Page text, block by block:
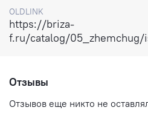
OLDLINK
https://briza-
f.ru/catalog/
Отзывы
Отзывов еще никто не